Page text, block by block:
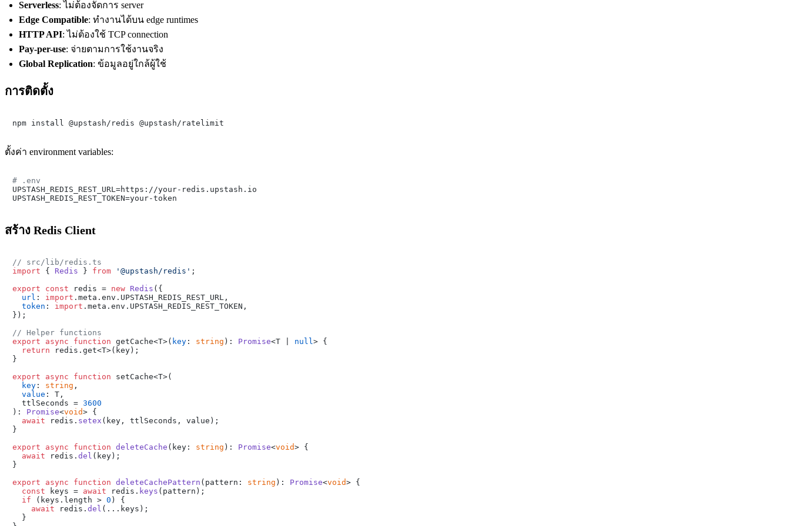
Serverless: ไม่ต้องจัดการ server
Edge Compatible: ทำงานได้บน edge runtimes
HTTP API: ไม่ต้องใช้ TCP connection
Pay-per-use: จ่ายตามการใช้งานจริง
Global Replication: ข้อมูลอยู่ใกล้ผู้ใช้
การติดตั้ง
ตั้งค่า environment variables:
# .env
UPSTASH_REDIS_REST_URL=https://your-redis.upstash.io
สร้าง Redis Client
// src/lib/redis.ts
import { Redis } from '@upstash/redis' ;
export
const redis = new Redis ({
url : import . meta . env . UPSTASH_REDIS_REST_URL ,
token : import . meta . env . UPSTASH_REDIS_REST_TOKEN ,
});
// Helper functions
export
async function getCache<T>( key : string ): Promise<T | null > {
return redis. get<T>(key);
}
export
async function setCache<T>(
key : string ,
value : T,
  ttlSeconds =
3600
): Promise<void> {
await redis. setex (key, ttlSeconds, value);
}
export
async function deleteCache ( key: string ): Promise<void> {
await redis. del (key);
}
export
async function deleteCachePattern ( pattern: string ): Promise<void> {
const keys = await redis. keys (pattern);
if (keys. length > 0 ) {
await redis. del (...keys);
  }